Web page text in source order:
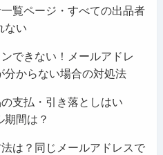
覧ページ・すべての出品者
ない
できない！メールアドレ
分からない場合の対処法
支払・引き落としはい
期間は？
は？同じメールアドレスで